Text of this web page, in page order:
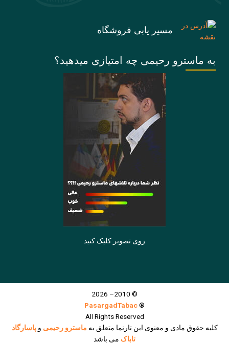
مسیر یابی فروشگاه
به ماسترو رحیمی چه امتیازی میدهید؟
روی تصویر کلیک کنید
© 2010– 2026
®
PasargadTabac
All Rights Reserved
كليه حقوق مادی و معنوی اين تارنما متعلق به ماسترو رحیمی وپاسارگاد
تاباک می باشد